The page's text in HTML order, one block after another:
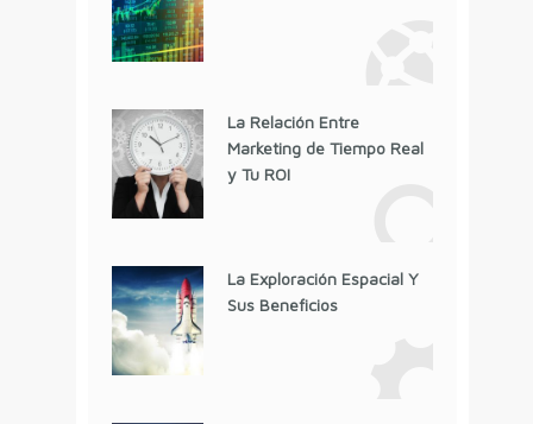
La Relación Entre
Marketing de Tiempo Real
y Tu ROI
La Exploración Espacial Y
Sus Beneficios